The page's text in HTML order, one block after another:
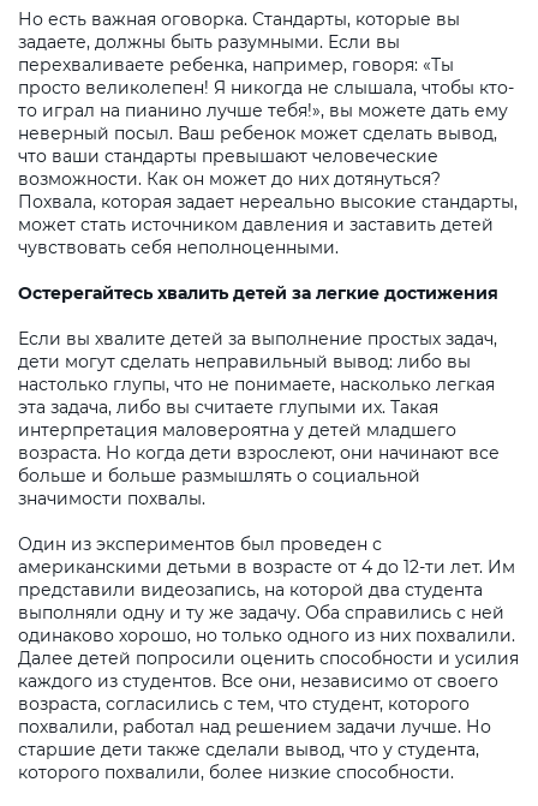
Но есть важная оговорка. Стандарты, которые вы
задаете, должны быть разумными. Если вы
перехваливаете ребенка, например, говоря: «Ты
просто великолепен! Я никогда не слышала, чтобы кто-
то играл на пианино лучше тебя!», вы можете дать ему
неверный посыл. Ваш ребенок может сделать вывод,
что ваши стандарты превышают человеческие
возможности. Как он может до них дотянуться?
Похвала, которая задает нереально высокие стандарты,
может стать источником давления и заставить детей
чувствовать себя неполноценными.
Остерегайтесь хвалить детей за легкие достижения
Если вы хвалите детей за выполнение простых задач,
дети могут сделать неправильный вывод: либо вы
настолько глупы, что не понимаете, насколько легкая
эта задача, либо вы считаете глупыми их. Такая
интерпретация маловероятна у детей младшего
возраста. Но когда дети взрослеют, они начинают все
больше и больше размышлять о социальной
значимости похвалы.
Один из экспериментов был проведен с
американскими детьми в возрасте от 4 до 12-ти лет. Им
представили видеозапись, на которой два студента
выполняли одну и ту же задачу. Оба справились с ней
одинаково хорошо, но только одного из них похвалили.
Далее детей попросили оценить способности и усилия
каждого из студентов. Все они, независимо от своего
возраста, согласились с тем, что студент, которого
похвалили, работал над решением задачи лучше. Но
старшие дети также сделали вывод, что у студента,
которого похвалили, более низкие способности.